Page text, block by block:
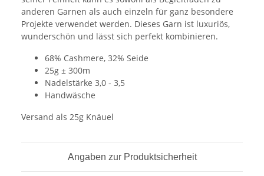
anderen Garnen als auch einzeln für ganz besondere
Projekte verwendet werden. Dieses Garn ist luxuriös,
wunderschön und lässt sich perfekt kombinieren.
68% Cashmere, 32% Seide
25g ± 300m
Nadelstärke 3,0 - 3,5
Handwäsche
Versand als 25g Knäuel
Angaben zur Produktsicherheit